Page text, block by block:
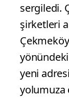
sergiledi.
şirketleri
yeni
yolumuza